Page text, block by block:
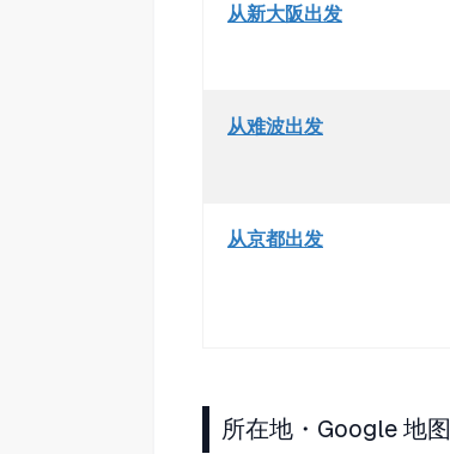
从新大阪出发
从难波出发
从京都出发
所在地・Google 地图